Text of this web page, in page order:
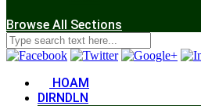
Browse All Sections
HOAM
DIRNDLN